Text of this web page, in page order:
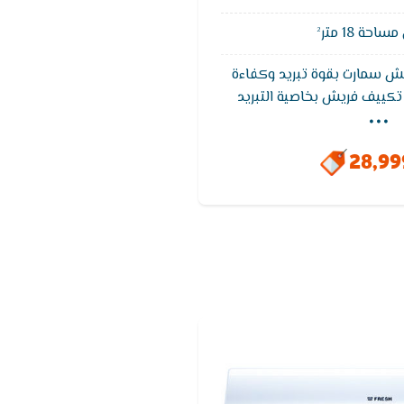
18 متر²
سمارت بقوة تبريد وكفاءة
فريش بخاصية التبريد
توفير الهواء المكيف بشكل
التكييف بتشغيل نفسه
...